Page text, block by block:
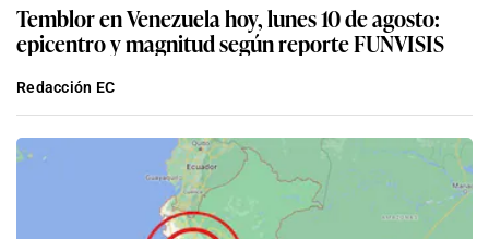
Temblor en Venezuela hoy, lunes 10 de agosto:
epicentro y magnitud según reporte FUNVISIS
Redacción EC